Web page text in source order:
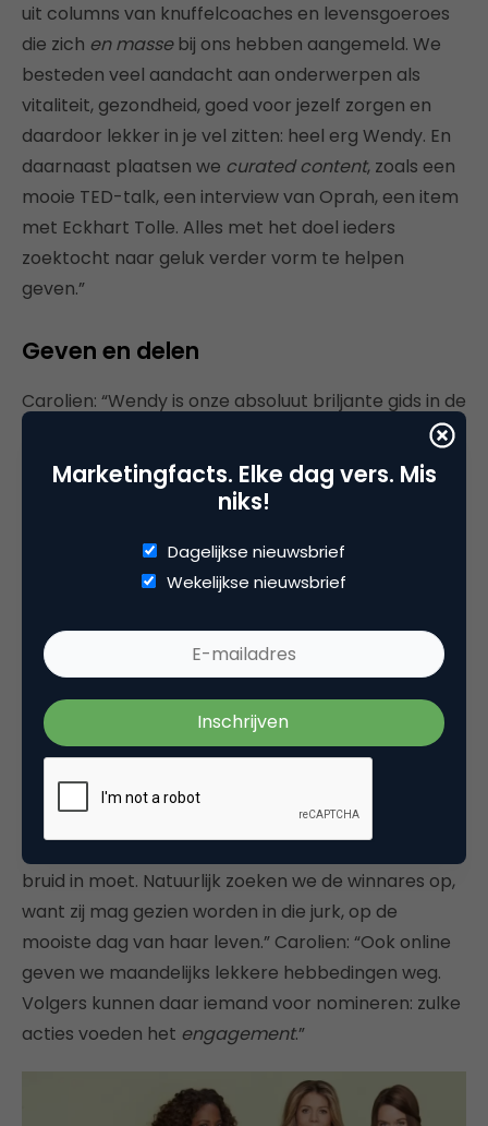
uit columns van knuffelcoaches en levensgoeroes
die zich en massebij ons hebben aangemeld. We
besteden veel aandacht aan onderwerpen als
vitaliteit, gezondheid, goed voor jezelf zorgen en
daardoor lekker in je vel zitten: heel erg Wendy. En
daarnaast plaatsen we curated content, zoals een
mooie TED-talk, een interview van Oprah, een item
met Eckhart Tolle. Alles met het doel ieders
zoektocht naar geluk verder vorm te helpen
geven.”
Geven en delen
Carolien: “Wendy is onze absoluut briljante gids in de
Heel betrokken bij alles wat we doen, vanaf de
eerste brainstorm tot het moment van publiceren.
persoonlijke boodschappen en filmpjes. Ze stuurt
ons dagelijks berichtjes met tips en ideeën,
weer. Als Wendy iets niet oké vindt, gaat het er ook
niet op of in. Je moet niet aankomen met zweverig
of té lief. Dat is goed geborgd bij haar”.
Femmetje: “In het eerste nummer van het
magazine zit een pagina waar Wendy haar eerste
trouwjurk weggeeft. Nooit gedragen, iedereen weet
waarom. Ze vindt dat daar een blozende, gelukkige
bruid in moet. Natuurlijk zoeken we de winnares op,
want zij mag gezien worden in die jurk, op de
mooiste dag van haar leven.” Carolien: “Ook online
geven we maandelijks lekkere hebbedingen weg.
Volgers kunnen daar iemand voor nomineren: zulke
acties voeden het engagement.”
Marketingfacts. Elke dag vers. Mis
niks!
Dagelijkse nieuwsbrief
Wekelijkse nieuwsbrief